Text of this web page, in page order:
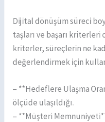
Dijital dönüşüm süreci
taşları ve başarı
kriterler, süreçlerin ne
değerlendirmek için
– **Hedeflere Ulaşma
ölçüde ulaşıldığı.
– **Müşteri